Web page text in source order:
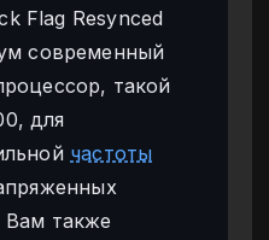
Flag Resynced
современный
такой
для
частоты
Вам также